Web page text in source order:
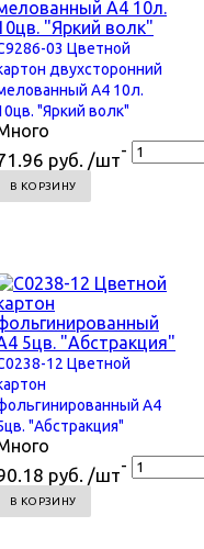
03 Цветной
двухсторонний
А4 10л.
"Яркий волк"
руб. /шт-
В КОРЗИНУ
12 Цветной
А4
"Абстракция"
руб. /шт-
В КОРЗИНУ